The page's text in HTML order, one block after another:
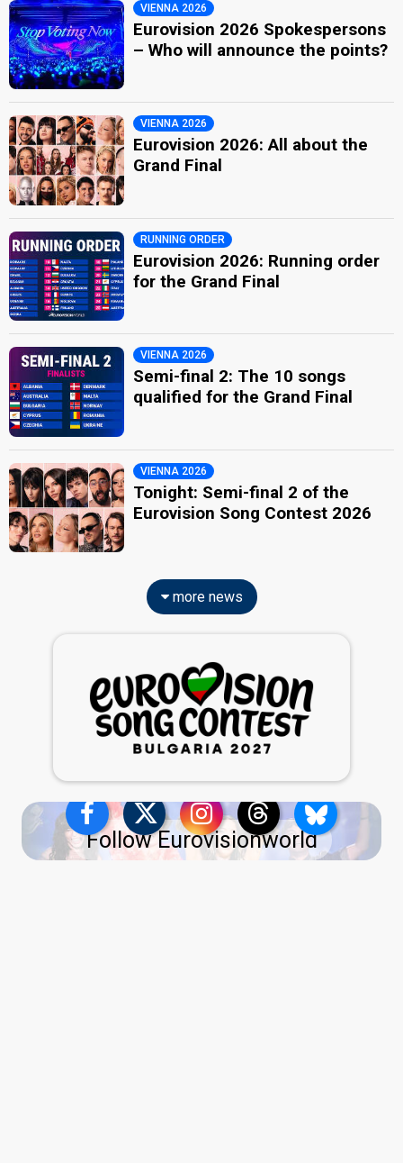
VIENNA 2026
Eurovision 2026 Spokespersons
– Who will announce the points?
VIENNA 2026
Eurovision 2026: All about the
Grand Final
RUNNING ORDER
Eurovision 2026: Running order
for the Grand Final
VIENNA 2026
Semi-final 2: The 10 songs
qualified for the Grand Final
VIENNA 2026
Tonight: Semi-final 2 of the
Eurovision Song Contest 2026
more news
Follow Eurovisionworld